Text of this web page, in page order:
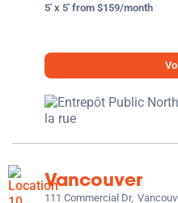
5' x 5' from $159/month
Vancouver
111 Commercial Dr,